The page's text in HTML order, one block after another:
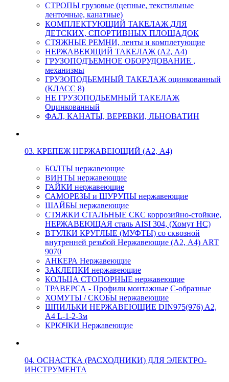
СТРОПЫ грузовые (цепные, текстильные
ленточные, канатные)
КОМПЛЕКТУЮЩИЙ ТАКЕЛАЖ ДЛЯ
ДЕТСКИХ, СПОРТИВНЫХ ПЛОЩАДОК
СТЯЖНЫЕ РЕМНИ, ленты и комплетующие
НЕРЖАВЕЮЩИЙ ТАКЕЛАЖ (А2, А4)
ГРУЗОПОДЪЕМНОЕ ОБОРУДОВАНИЕ ,
механизмы
ГРУЗОПОДЬЕМНЫЙ ТАКЕЛАЖ оцинкованный
(КЛАСС 8)
НЕ ГРУЗОПОДЬЕМНЫЙ ТАКЕЛАЖ
Оцинкованный
ФАЛ, КАНАТЫ, ВЕРЕВКИ, ЛЬНОВАТИН
03. КРЕПЕЖ НЕРЖАВЕЮЩИЙ (А2, А4)
БОЛТЫ нержавеющие
ВИНТЫ нержавеющие
ГАЙКИ нержавеющие
САМОРЕЗЫ и ШУРУПЫ нержавеющие
ШАЙБЫ нержавеющие
СТЯЖКИ СТАЛЬНЫЕ СКС коррозийно-стойкие,
НЕРЖАВЕЮЩАЯ сталь AISI 304, (Хомут НС)
ВТУЛКИ КРУГЛЫЕ (МУФТЫ) со сквозной
внутренней резьбой Нержавеющие (А2, А4) ART
9070
АНКЕРА Нержавеющие
ЗАКЛЕПКИ нержавеющие
КОЛЬЦА СТОПОРНЫЕ нержавеющие
ТРАВЕРСА - Профили монтажные С-образные
ХОМУТЫ / СКОБЫ нержавеющие
ШПИЛЬКИ НЕРЖАВЕЮЩИЕ DIN975(976) A2,
А4 L-1-2-3м
КРЮЧКИ Нержавеющие
04. ОСНАСТКА (РАСХОДНИКИ) ДЛЯ ЭЛЕКТРО-
ИНСТРУМЕНТА